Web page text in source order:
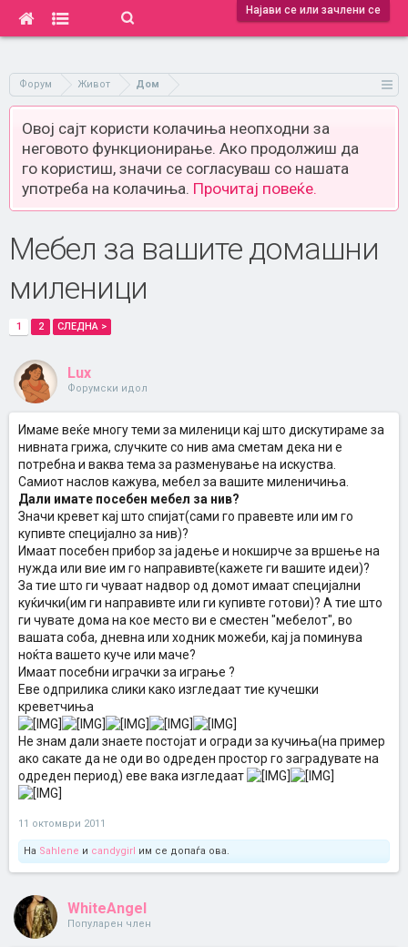
Најави се или зачлени се
Форум Живот Дом
Овој сајт користи колачиња неопходни за
неговото функционирање. Ако продолжиш да
го користиш, значи се согласуваш со нашата
употреба на колачиња. Прочитај повеќе.
Мебел за вашите домашни
миленици
1 2 СЛЕДНА >
Lux
Форумски идол
Имаме веќе многу теми за миленици кај што дискутираме за
нивната грижа, случките со нив ама сметам дека ни е
потребна и ваква тема за разменување на искуства.
Самиот наслов кажува, мебел за вашите миленичиња.
Дали имате посебен мебел за нив?
Значи кревет кај што спијат(сами го правевте или им го
купивте специјално за нив)?
Имаат посебен прибор за јадење и нокширче за вршење на
нужда или вие им го направивте(кажете ги вашите идеи)?
За тие што ги чуваат надвор од домот имаат специјални
куќички(им ги направивте или ги купивте готови)? А тие што
ги чувате дома на кое место ви е сместен "мебелот", во
вашата соба, дневна или ходник можеби, кај ја поминува
ноќта вашето куче или маче?
Имаат посебни играчки за играње ?
Еве одприлика слики како изгледаат тие кучешки
креветчиња
Не знам дали знаете постојат и огради за кучиња(на пример
ако сакате да не оди во одреден простор го заградувате на
одреден период) еве вака изгледаат
11 октомври 2011
На Sahlene и candygirl им се допаѓа ова.
WhiteAngel
Популарен член